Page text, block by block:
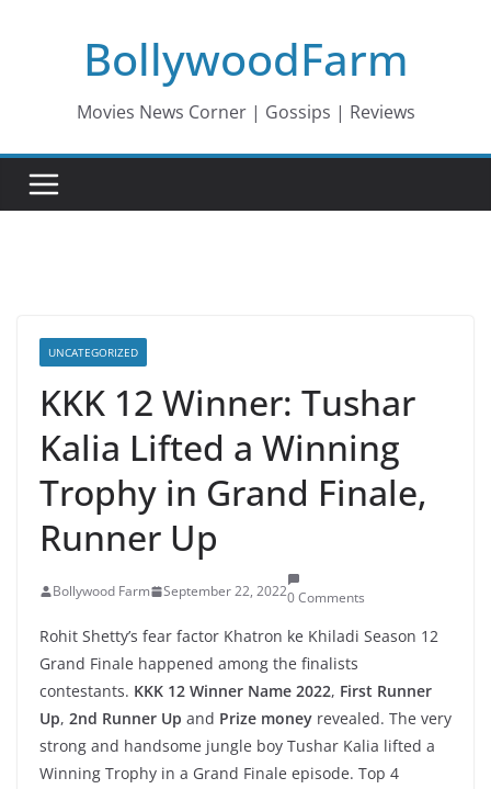
BollywoodFarm
Movies News Corner | Gossips | Reviews
UNCATEGORIZED
KKK 12 Winner: Tushar
Kalia Lifted a Winning
Trophy in Grand Finale,
Runner Up
Bollywood Farm September 22, 20220 Comments
Rohit Shetty’s fear factor Khatron ke Khiladi Season 12
Grand Finale happened among the finalists
contestants. KKK 12 Winner Name 2022, First Runner
Up, 2nd Runner Up and Prize money revealed. The very
strong and handsome jungle boy Tushar Kalia lifted a
Winning Trophy in a Grand Finale episode. Top 4